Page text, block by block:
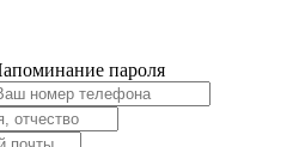
пароля